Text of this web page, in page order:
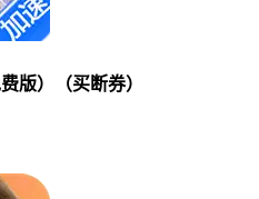
版）（买断券）